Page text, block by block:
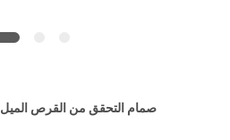
صمام التحقق من القرص الميل 150LB ~ 1500LB